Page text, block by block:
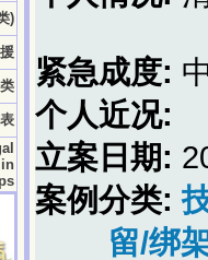
)
紧急成度: 中
个人近况:
立案日期:
案例分类:
留/绑